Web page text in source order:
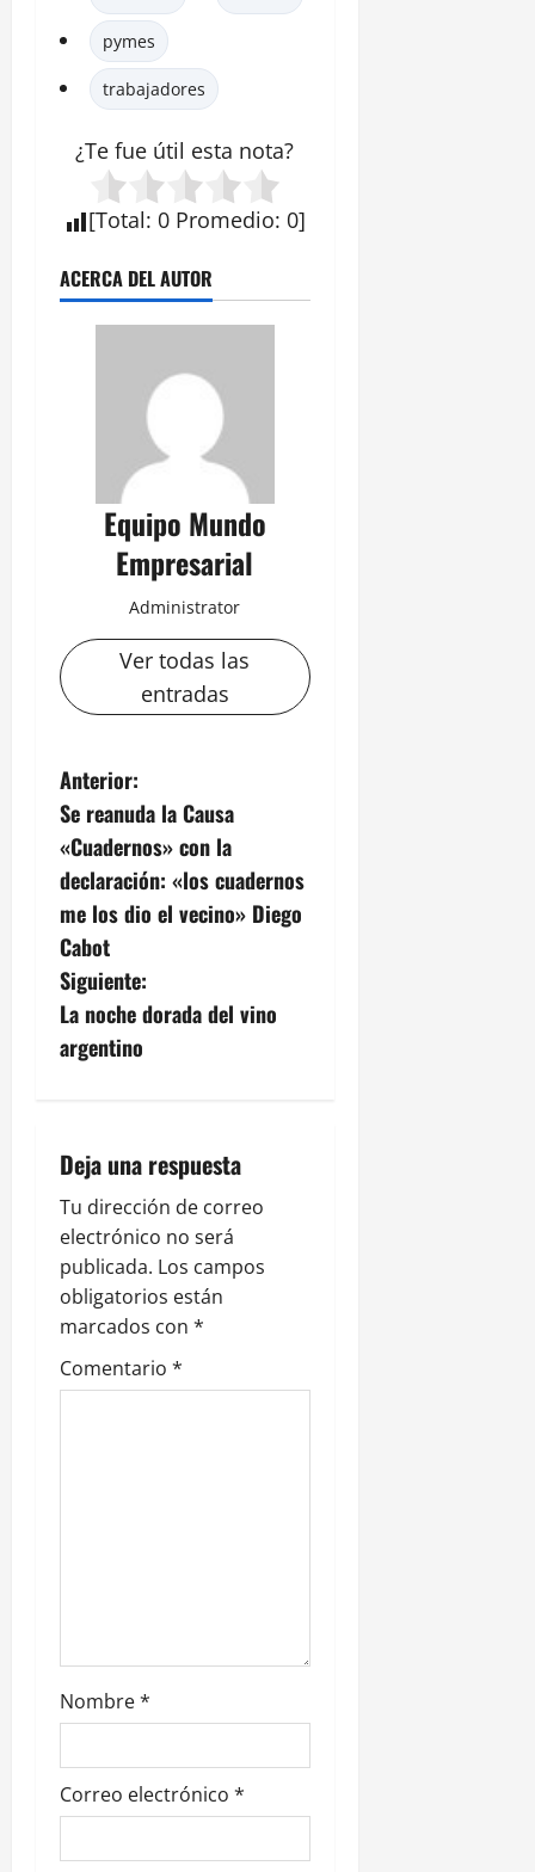
pymes
trabajadores
¿Te fue útil esta nota?
[Total: 0 Promedio: 0]
ACERCA DEL AUTOR
Equipo Mundo
Empresarial
Administrator
Ver todas las
entradas
N
a
v
e
g
a
ó
n
d
e
e
a
s
Anterior:
Se reanuda la Causa
«Cuadernos» con la
declaración: «los cuadernos
me los dio el vecino» Diego
Cabot
Siguiente:
La noche dorada del vino
argentino
Deja una respuesta
Tu dirección de correo
electrónico no será
publicada. Los campos
obligatorios están
marcados con *
Comentario *
Nombre*
Correo electrónico *